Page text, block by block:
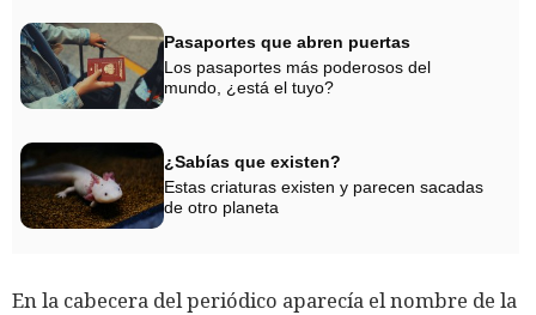
Pasaportes que abren puertas
Los pasaportes más poderosos del
mundo, ¿está el tuyo?
¿Sabías que existen?
Estas criaturas existen y parecen sacadas
de otro planeta
En la cabecera del periódico aparecía el nombre de la